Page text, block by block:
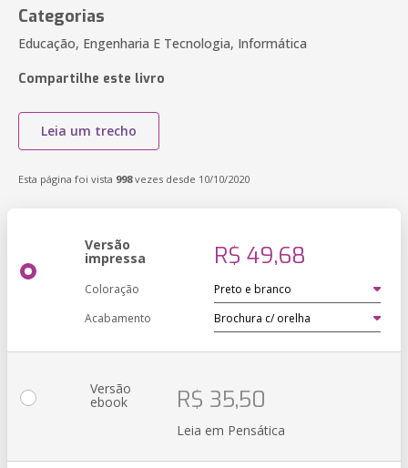
Categorias
Educação, Engenharia E Tecnologia, Informática
Compartilhe este livro
Leia um trecho
Esta página foi vista 998vezes desde 10/10/2020
Versão
impressa R$ 49,68
Coloração
Acabamento
Versão
ebook R$ 35,50
Leia em Pensática